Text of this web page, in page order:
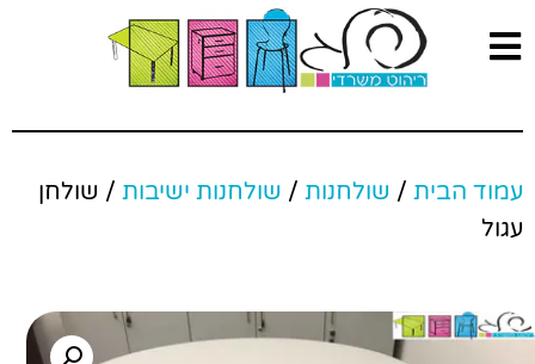
עמוד הבית/ שולחנות/ שולחנות ישיבות/ שולחן
עגול